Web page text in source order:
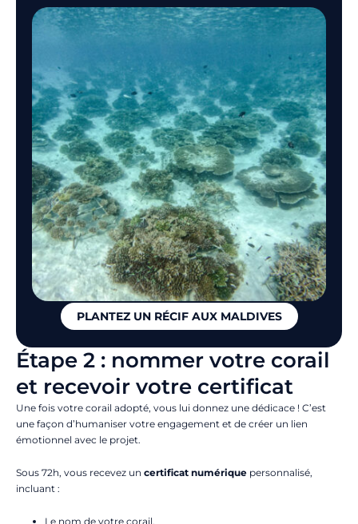
PLANTEZ UN RÉCIF AUX MALDIVES
Étape 2 : nommer votre corail
et recevoir votre certificat
Une fois votre corail adopté, vous lui donnez une dédicace ! C’est
une façon d’humaniser votre engagement et de créer un lien
émotionnel avec le projet.
Sous 72h, vous recevez un certificat numérique personnalisé,
incluant :
Le nom de votre corail,